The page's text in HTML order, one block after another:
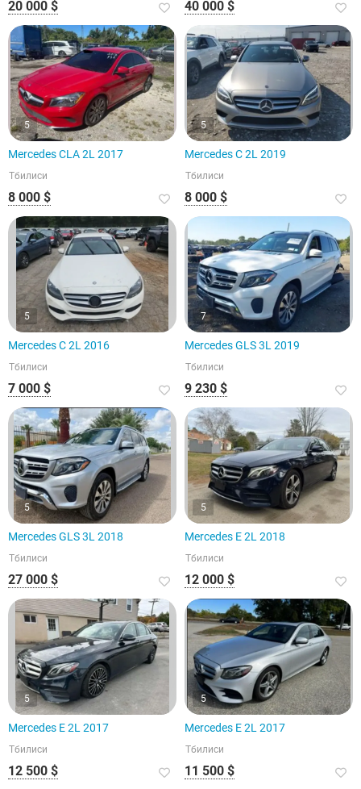
20 000 $ 40 000 $
5
Mercedes CLA 2L 2017
Тбилиси
8 000 $
5
Mercedes C 2L 2019
Тбилиси
8 000 $
5
Mercedes C 2L 2016
Тбилиси
7 000 $
7
Mercedes GLS 3L 2019
Тбилиси
9 230 $
5
Mercedes GLS 3L 2018
Тбилиси
27 000 $
5
Mercedes E 2L 2018
Тбилиси
12 000 $
5
Mercedes E 2L 2017
Тбилиси
12 500 $
5
Mercedes E 2L 2017
Тбилиси
11 500 $